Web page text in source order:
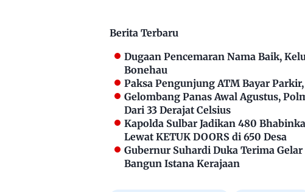
Berita Terbaru
Dugaan Pencemaran Nama Baik,
Bonehau
Paksa Pengunjung ATM Bayar
Gelombang Panas Awal Agustus,
Dari 33 Derajat Celsius
Kapolda Sulbar Jadikan 480
Lewat KETUK DOORS di 650 Desa
Gubernur Suhardi Duka Terima
Bangun Istana Kerajaan